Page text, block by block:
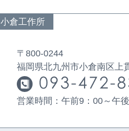
小倉工作所
〒800-0244
福岡県北九州市小倉南区上
営業時間：午前9：00～午